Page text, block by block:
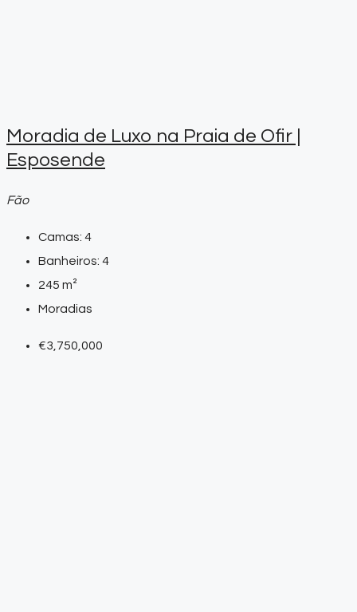
Moradia de Luxo na Praia de Ofir |
Esposende
Fão
Camas: 4
Banheiros: 4
245 m²
Moradias
€3,750,000